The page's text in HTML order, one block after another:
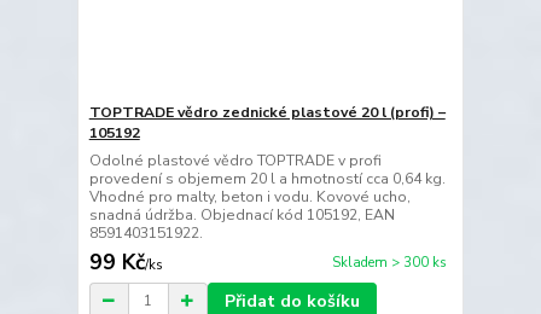
TOPTRADE vědro zednické plastové 20 l (profi) –
105192
Odolné plastové vědro TOPTRADE v profi
provedení s objemem 20 l a hmotností cca 0,64 kg.
Vhodné pro malty, beton i vodu. Kovové ucho,
snadná údržba. Objednací kód 105192, EAN
8591403151922.
99 Kč/ks Skladem > 300 ks
Přidat do košíku